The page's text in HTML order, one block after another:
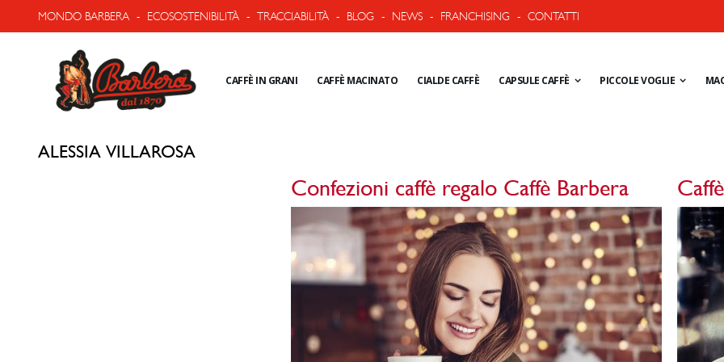
MONDO BARBERA - ECOSOSTENIBILITÀ - TRACCIABILITÀ - BLOG - NEWS - FRANCHISING - CONTATTI
CAFFÈ IN GRANI CAFFÈ MACINATO CIALDE CAFFÈ CAPSULE CAFFÈ PICCOLE VOGLIE
ALESSIA VILLAROSA
Confezioni caffè regalo Caffè Barbera